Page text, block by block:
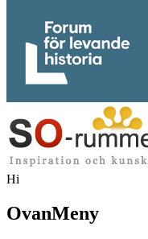
Hi
OvanMeny